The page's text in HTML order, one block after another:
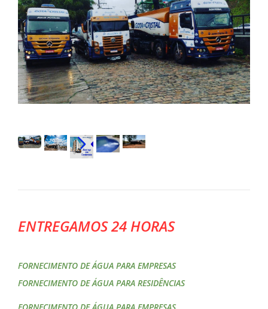
ENTREGAMOS 24 HORAS
FORNECIMENTO DE ÁGUA PARA EMPRESAS
FORNECIMENTO DE ÁGUA PARA RESIDÊNCIAS